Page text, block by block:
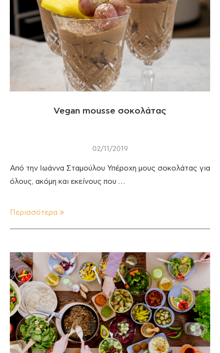
Vegan mousse σοκολάτας
02/11/2019
Από την Ιωάννα Σταμούλου Υπέροχη μους σοκολάτας για
όλους, ακόμη και εκείνους που …
Περισσότερα